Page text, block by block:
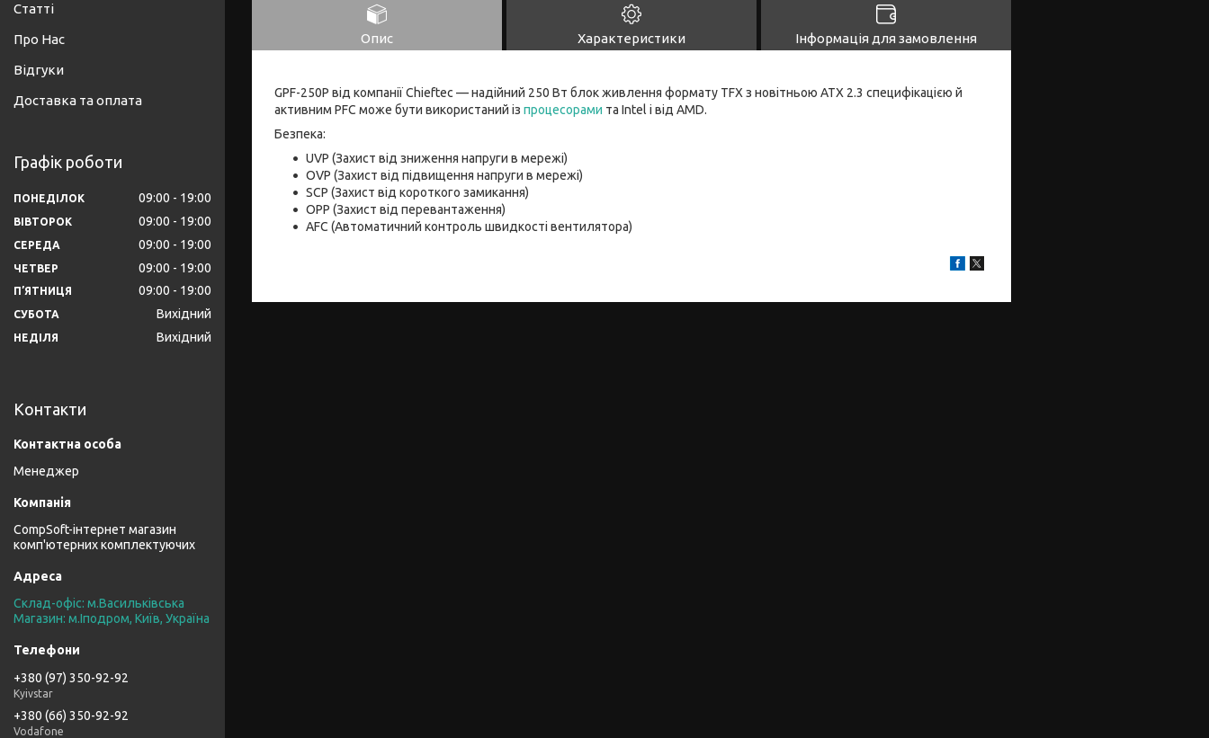
Опис Характеристики Інформація для замовлення
GPF-250P від компанії Chieftec — надійний 250 Вт блок живлення формату TFX з новітньою ATX 2.3 специфікацією й
активним PFC може бути використаний із процесорами та Intel і від AMD.
Безпека:
UVP (Захист від зниження напруги в мережі)
OVP (Захист від підвищення напруги в мережі)
SCP (Захист від короткого замикання)
OPP (Захист від перевантаження)
AFC (Автоматичний контроль швидкості вентилятора)
Статті
Про Нас
Відгуки
Доставка та оплата
Графік роботи
ПОНЕДІЛОК 09:00 19:00
ВІВТОРОК 09:00 19:00
СЕРЕДА 09:00 19:00
ЧЕТВЕР 09:00 19:00
ПʼЯТНИЦЯ 09:00 19:00
СУБОТА Вихідний
НЕДІЛЯ Вихідний
Контакти
Менеджер
CompSoft-інтернет магазин
комп'ютерних комплектуючих
Склад-офіс: м.Васильківська
Магазин: м.Іподром, Київ, Україна
+380 (97) 350-92-92
Kyivstar
+380 (66) 350-92-92
Vodafone